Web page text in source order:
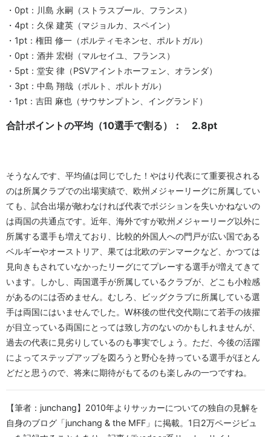
・0pt：川島 永嗣（ストラスブール、フランス）
・4pt：久保 建英（マジョルカ、スペイン）
・1pt：権田 修一（ポルティモネンセ、ポルトガル）
・0pt：酒井 宏樹（マルセイユ、フランス）
・5pt：堂安 律（PSVアイントホーフェン、オランダ）
・3pt：中島 翔哉（ポルト、ポルトガル）
・1pt：吉田 麻也（サウサンプトン、イングランド）
合計ポイントの平均（10選手で割る）： 2.8pt
そうなんです、平均値は同じでした！やはり代表にて重要視される
のは所属クラブでの出場実績で、欧州メジャーリーグに所属してい
ても、試合出場が敵わなければ代表でポジションを失いかねないの
は両国の共通点です。近年、海外ですが欧州メジャーリーグ以外に
所属する選手も増えており、比較的外国人への門戸が広い国である
ベルギーやオーストリア、果ては北欧のデンマークなど、かつては
見向きもされていなかったリーグにてプレーする選手が増えてきて
います。しかし、両国選手が所属しているクラブが、どこも小粒感
があるのには否めません。むしろ、ビッグクラブに所属している選
手は両国にはいませんでした。W杯後の世代交代期にて若手の抜擢
が目立っている両国にとっては致し方のないのかもしれませんが、
過去の代表に見劣りしているのも事実でしょう。ただ、今後の活躍
によってステップアップを図ろうと野心を持っている選手がほとん
どだと思うので、将来に期待がもてるのも楽しみの一つですね。
【筆者：junchang】2010年よりサッカーについての独自の見解を
自身のブログ「junchang & the MFF」に掲載。1日2万ページビュ